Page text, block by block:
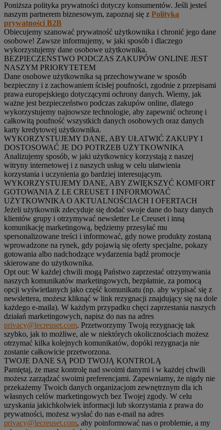
Poniższa polityka prywatności dotyczy konsumentów. Jeśli jesteś
naszym partnerem biznesowym, zapoznaj się z Polityką
prywatności B2B
Obiecujemy szanować prywatność użytkownika i chronić jego dane
osobowe! Zawsze informujemy, w jaki sposób i dlaczego
wykorzystujemy dane osobowe użytkownika.
BEZPIECZEŃSTWO PODCZAS ZAKUPÓW ONLINE JEST
NASZYM PRIORYTETEM
Dane osobowe użytkownika są przechowywane w sposób
bezpieczny i z zachowaniem ścisłej poufności, zgodnie z przepisami
prawa europejskiego dotyczącymi ochrony danych. Wiemy, jak
ważne jest bezpieczeństwo podczas zakupów online, dlatego
wykorzystujemy najnowsze technologie, aby zapewnić ochronę i
całkowitą poufność wszystkich danych osobowych oraz danych
karty kredytowej użytkownika.
WYKORZYSTUJEMY DANE, ABY UŁATWIĆ ZAKUPY I
DOSTOSOWAĆ JE DO POTRZEB UŻYTKOWNIKA
Analizujemy sposób, w jaki użytkownicy korzystają z naszej
witryny internetowej i z naszych usług w celu ułatwienia
korzystania i uczynienia go bardziej interesującym.
WYKORZYSTUJEMY DANE, ABY ZWIĘKSZYĆ KOMFORT
GOTOWANIA Z LE CREUSET I INFORMOWAĆ
UŻYTKOWNIKA O AKTUALNOŚCIACH I OFERTACH
Jeżeli użytkownik zdecyduje się dodać swoje dane do bazy danych
klientów grupy i otrzymywać newsletter Le Creuset i inną
komunikację marketingową, będziemy przesyłać mu
spersonalizowane treści i informować, gdy nowe produkty zostaną
wprowadzone na rynek, gdy pojawią się oferty specjalne, pokazy
gotowania albo nadchodzące wydarzenia bądź promocje
skierowane do użytkownika.
Opt out: W każdej chwili mogą Państwo zaprzestać otrzymywania
naszych komunikatów marketingowych, bezpłatnie, za pomocą
opcji wyświetlanych jako część komunikatu (np. aby wypisać się z
newslettera, możesz kliknąć w link rezygnacji znajdujący się na dole
każdego e-maila). W każdym przypadku chęci zaprzestania naszych
działań marketingowych, napisz do nas na adres
privacy@lecreuset.com. Przetworzymy Twoją rezygnację tak
szybko, jak to możliwe, ale w niektórych okolicznościach możesz
otrzymać kilka kolejnych komunikatów, dopóki rezygnacja nie
zostanie całkowicie przetworzona.
TWOJE DANE SĄ POD TWOJĄ KONTROLĄ
Pamiętaj, że masz kontrolę nad swoimi danymi i w każdej chwili
możesz zarządzać swoimi preferencjami. Zapewniamy, że nigdy nie
przekażemy Twoich danych organizacjom zewnętrznym dla ich
własnych celów marketingowych bez Twojej zgody. W celu
uzyskania jakichkolwiek informacji lub skorzystania z prawa do
prywatności, możesz wysłać do nas e-mail na adres
privacy@lecreuset.com, aby poinformować nas o problemie, a my